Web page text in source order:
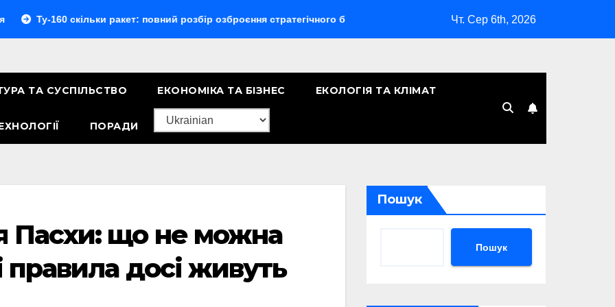
скільки ракет: повний розбір озброєння стратегічного бомбардувальника Скільки років Києву: символічна дата,
Чт. Сер 6th, 2026
ТА СУСПІЛЬСТВО ЕКОНОМІКА ТА БІЗНЕС ЕКОЛОГІЯ ТА КЛІМАТ
ПОРАДИ
Пасхи: що не можна
правила досі живуть
Пошук
Пошук